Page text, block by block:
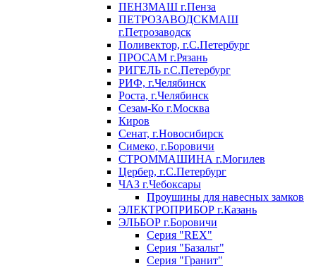
ПЕНЗМАШ г.Пенза
ПЕТРОЗАВОДСКМАШ
г.Петрозаводск
Поливектор, г.С.Петербург
ПРОСАМ г.Рязань
РИГЕЛЬ г.С.Петербург
РИФ, г.Челябинск
Роста, г.Челябинск
Сезам-Ко г.Москва
Киров
Сенат, г.Новосибирск
Симеко, г.Боровичи
СТРОММАШИНА г.Могилев
Цербер, г.С.Петербург
ЧАЗ г.Чебоксары
Проушины для навесных замков
ЭЛЕКТРОПРИБОР г.Казань
ЭЛЬБОР г.Боровичи
Серия "REX"
Серия "Базальт"
Серия "Гранит"